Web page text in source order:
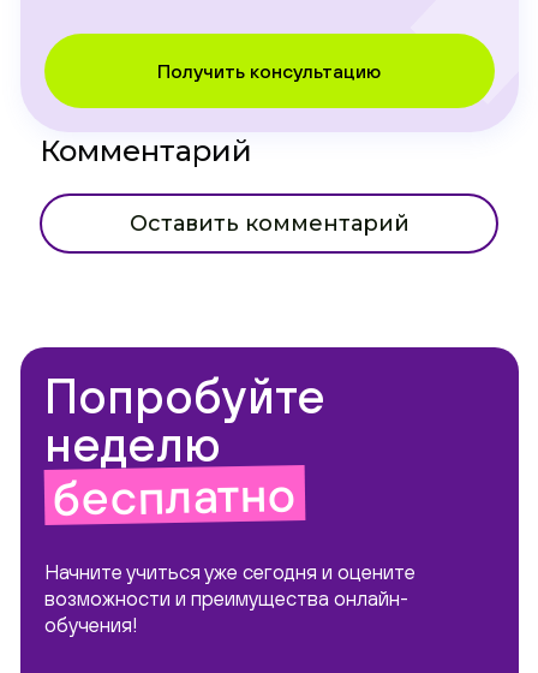
Получить консультацию
Комментарий
Оставить комментарий
Попробуйте
неделю
бесплатно
Начните учиться уже сегодня и оцените
возможности и преимущества онлайн-
обучения!